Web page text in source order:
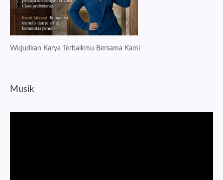
Wujudkan Karya Terbaikmu Bersama Kami
Musik